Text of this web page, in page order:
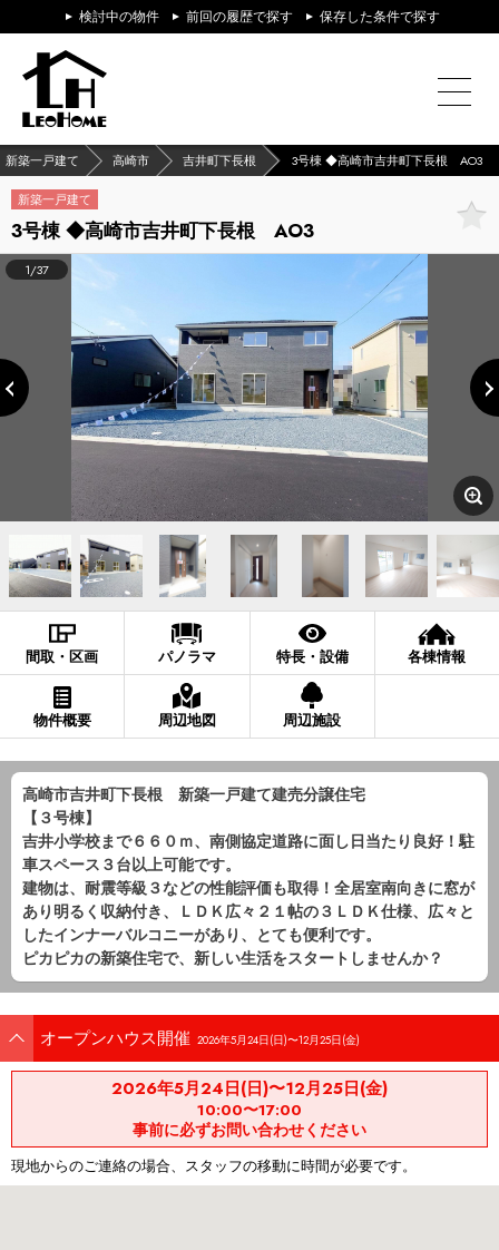
検討中の物件 前回の履歴で探す 保存した条件で探す
新築一戸建て 高崎市 吉井町下長根 3号棟 ◆高崎市吉井町下長根 AO3
新築一戸建て
3号棟 ◆高崎市吉井町下長根 AO3
1/37
間取・区画 パノラマ 特長・設備 各棟情報
物件概要 周辺地図 周辺施設
高崎市吉井町下長根 新築一戸建て建売分譲住宅
【３号棟】
吉井小学校まで６６０ｍ、南側協定道路に面し日当たり良好！駐
車スペース３台以上可能です。
建物は、耐震等級３などの性能評価も取得！全居室南向きに窓が
あり明るく収納付き、ＬＤＫ広々２１帖の３ＬＤＫ仕様、広々と
したインナーバルコニーがあり、とても便利です。
ピカピカの新築住宅で、新しい生活をスタートしませんか？
オープンハウス開催 2026年5月24日(日)〜12月25日(金)
2026年5月24日(日)〜12月25日(金)
10:00〜17:00
事前に必ずお問い合わせください
現地からのご連絡の場合、スタッフの移動に時間が必要です。